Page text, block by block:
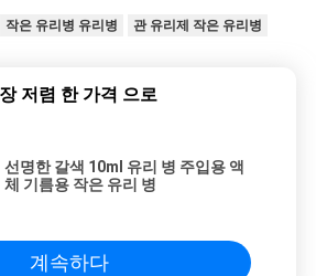
작은 유리병 유리병 관 유리제 작은 유리병
저렴 한 가격 으로
선명한 갈색 10ml 유리 병 주입용 액
체 기름용 작은 유리 병
계속하다